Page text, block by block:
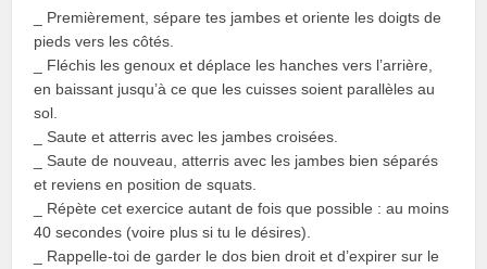
_ Premièrement, sépare tes jambes et oriente les doigts de
pieds vers les côtés.
_ Fléchis les genoux et déplace les hanches vers l’arrière,
en baissant jusqu’à ce que les cuisses soient parallèles au
sol.
_ Saute et atterris avec les jambes croisées.
_ Saute de nouveau, atterris avec les jambes bien séparés
et reviens en position de squats.
_ Répète cet exercice autant de fois que possible : au moins
40 secondes (voire plus si tu le désires).
_ Rappelle-toi de garder le dos bien droit et d’expirer sur le